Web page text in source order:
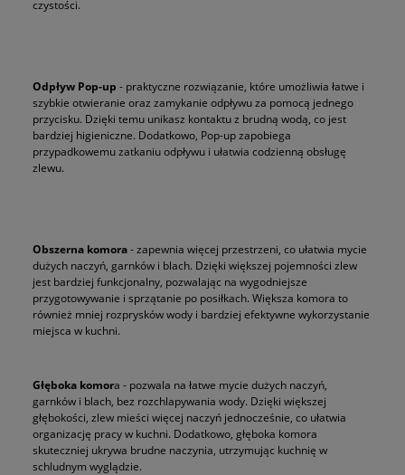
czystości.
Odpływ Pop-up - praktyczne rozwiązanie, które umożliwia łatwe i
szybkie otwieranie oraz zamykanie odpływu za pomocą jednego
przycisku. Dzięki temu unikasz kontaktu z brudną wodą, co jest
bardziej higieniczne. Dodatkowo, Pop-up zapobiega
przypadkowemu zatkaniu odpływu i ułatwia codzienną obsługę
zlewu.
Obszerna komora- zapewnia więcej przestrzeni, co ułatwia mycie
dużych naczyń, garnków i blach. Dzięki większej pojemności zlew
jest bardziej funkcjonalny, pozwalając na wygodniejsze
przygotowywanie i sprzątanie po posiłkach. Większa komora to
również mniej rozprysków wody i bardziej efektywne wykorzystanie
miejsca w kuchni.
Głęboka komora - pozwala na łatwe mycie dużych naczyń,
garnków i blach, bez rozchlapywania wody. Dzięki większej
głębokości, zlew mieści więcej naczyń jednocześnie, co ułatwia
organizację pracy w kuchni. Dodatkowo, głęboka komora
skuteczniej ukrywa brudne naczynia, utrzymując kuchnię w
schludnym wyglądzie.